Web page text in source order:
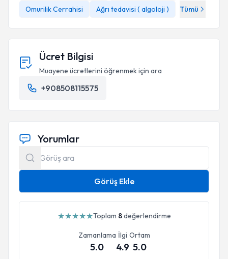
Omurilik Cerrahisi
Ağrı tedavisi ( algoloji ) Tümü
Ücret Bilgisi
Muayene ücretlerini öğrenmek için ara
+908508115575
Yorumlar
Görüş Ekle
★★★★★Toplam 8değerlendirme
Zamanlama
5.0
İlgi
4.9
Ortam
5.0